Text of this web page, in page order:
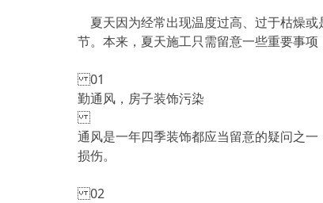
夏天因为经常出现温度过高、过于枯燥
节。本来，夏天施工只需留意一些重要事项
01
勤通风，房子装饰污染
通风是一年四季装饰都应当留意的疑问之
损伤。
02